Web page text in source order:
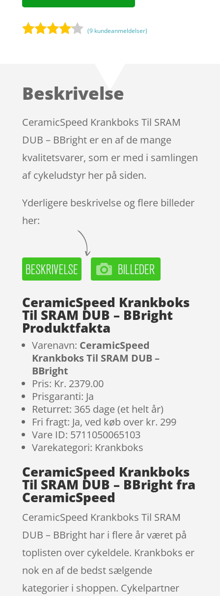
på
ømmels
er
(9 kundeanmeldelser)
Beskrivelse
CeramicSpeed Krankboks Til SRAM
DUB – BBright er en af de mange
kvalitetsvarer, som er med i samlingen
af cykeludstyr her på siden.
Yderligere beskrivelse og flere billeder
her:
CeramicSpeed Krankboks
Til SRAM DUB – BBright
Produktfakta
Varenavn: CeramicSpeed
Krankboks Til SRAM DUB –
BBright
Pris: Kr. 2379.00
Prisgaranti: Ja
Returret: 365 dage (et helt år)
Fri fragt: Ja, ved køb over kr. 299
Vare ID: 5711050065103
Varekategori: Krankboks
CeramicSpeed Krankboks
Til SRAM DUB – BBright fra
CeramicSpeed
CeramicSpeed Krankboks Til SRAM
DUB – BBright har i flere år været på
toplisten over cykeldele. Krankboks er
nok en af de bedst sælgende
kategorier i shoppen. Cykelpartner